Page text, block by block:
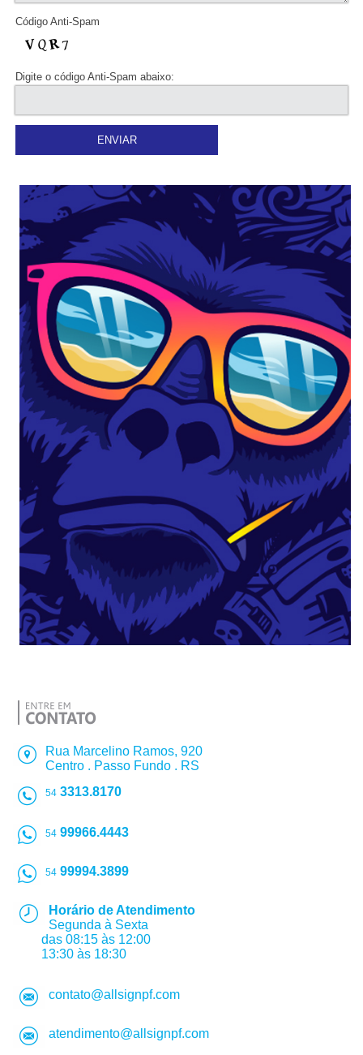
Código Anti-Spam
Digite o código Anti-Spam abaixo:
Rua Marcelino Ramos, 920
Centro . Passo Fundo . RS
54 3313.8170
54 99966.4443
54 99994.3899
Horário de Atendimento
Segunda à Sexta
das 08:15 às 12:00
13:30 às 18:30
contato@allsignpf.com
atendimento@allsignpf.com